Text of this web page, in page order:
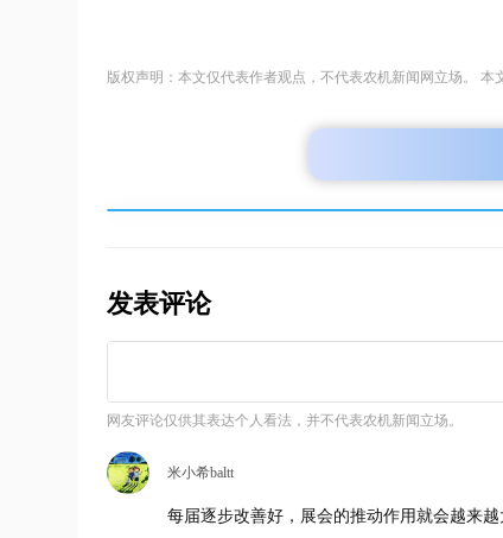
版权声明：本文仅代表作者观点，不代表农机新闻网立场。 本
发表评论
网友评论仅供其表达个人看法，并不代表农机新闻立场。
米小希baltt
每届逐步改善好，展会的推动作用就会越来越